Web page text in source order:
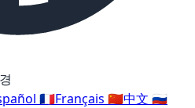
🇫🇷Français 🇨🇳中文 🇷🇺